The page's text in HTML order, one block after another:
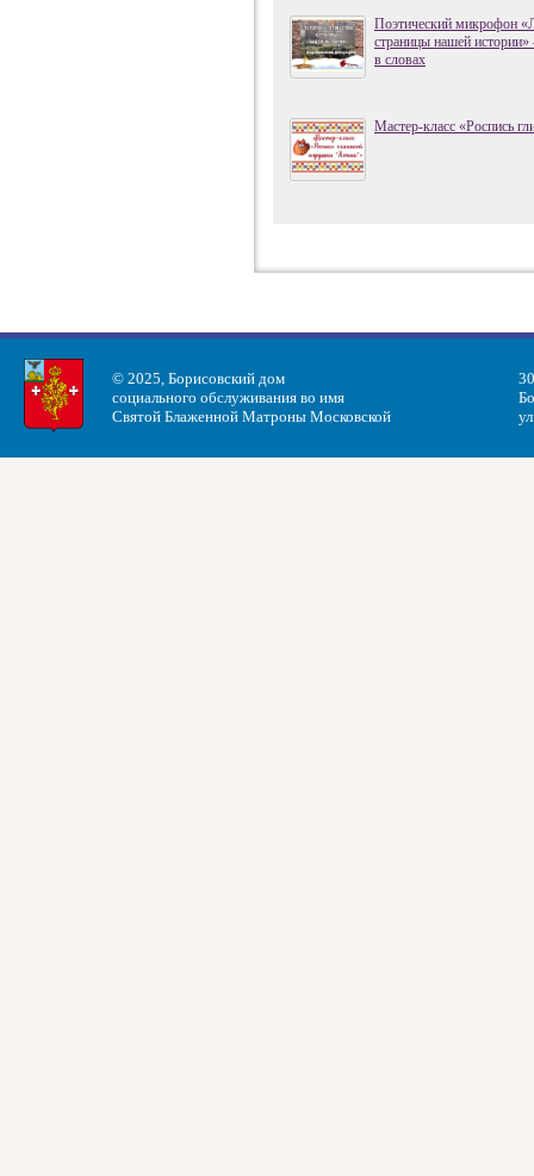
Поэтический микрофон
страницы нашей
в словах
Мастер-класс «Роспись
© 2025, Борисовский дом
социального обслуживания во имя
Святой Блаженной Матроны Московской